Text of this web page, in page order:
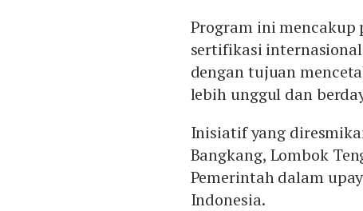
Program ini mencakup
sertifikasi internasional
dengan tujuan
lebih unggul dan
Inisiatif yang
Bangkang, Lombok
Pemerintah dalam
Indonesia.